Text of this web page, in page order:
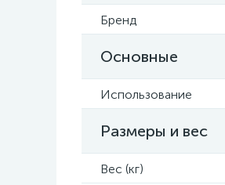
Бренд
Основные
Использование
Размеры и вес
Вес (кг)